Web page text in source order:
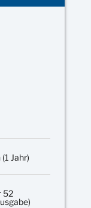
Jahr)
52